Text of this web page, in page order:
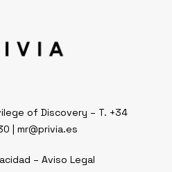
of Discovery – T. +34
| mr@privia.es
– Aviso Legal